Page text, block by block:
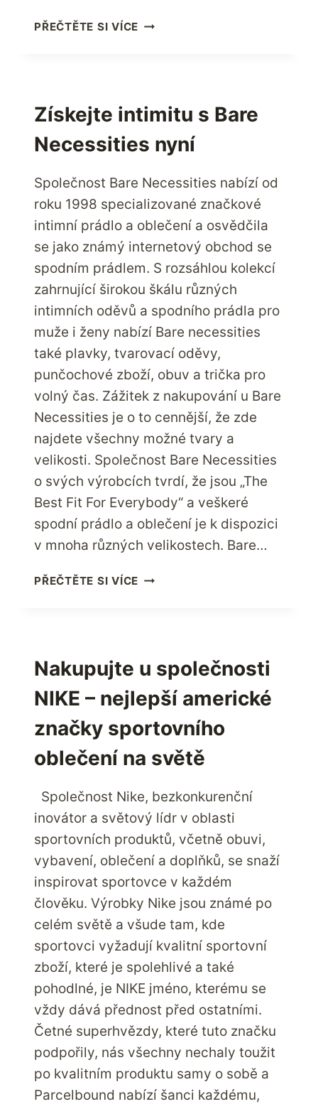
PŘEČTĚTE SI VÍCE NAVŠTIVTE
VAŠE
OKAMŽITÉ
OPRAVY
KRÁSY
Získejte intimitu s Bare
Necessities nyní
Společnost Bare Necessities nabízí od
roku 1998 specializované značkové
intimní prádlo a oblečení a osvědčila
se jako známý internetový obchod se
spodním prádlem. S rozsáhlou kolekcí
zahrnující širokou škálu různých
intimních oděvů a spodního prádla pro
muže i ženy nabízí Bare necessities
také plavky, tvarovací oděvy,
punčochové zboží, obuv a trička pro
volný čas. Zážitek z nakupování u Bare
Necessities je o to cennější, že zde
najdete všechny možné tvary a
velikosti. Společnost Bare Necessities
o svých výrobcích tvrdí, že jsou „The
Best Fit For Everybody“ a veškeré
spodní prádlo a oblečení je k dispozici
v mnoha různých velikostech. Bare…
PŘEČTĚTE SI VÍCE ZÍSKEJTE
NYNÍ
Nakupujte u společnosti
NIKE – nejlepší americké
značky sportovního
oblečení na světě
Společnost Nike, bezkonkurenční
inovátor a světový lídr v oblasti
sportovních produktů, včetně obuvi,
vybavení, oblečení a doplňků, se snaží
inspirovat sportovce v každém
člověku. Výrobky Nike jsou známé po
celém světě a všude tam, kde
sportovci vyžadují kvalitní sportovní
zboží, které je spolehlivé a také
pohodlné, je NIKE jméno, kterému se
vždy dává přednost před ostatními.
Četné superhvězdy, které tuto značku
podpořily, nás všechny nechaly toužit
po kvalitním produktu samy o sobě a
Parcelbound nabízí šanci každému,